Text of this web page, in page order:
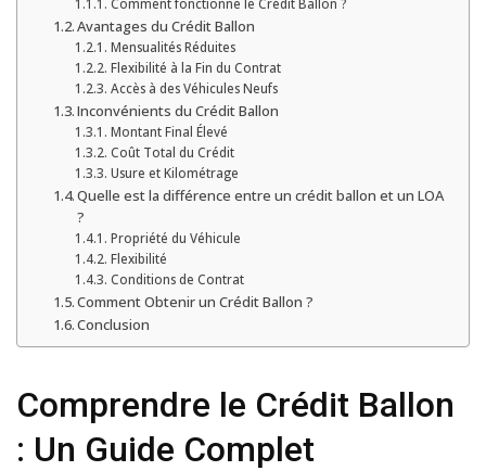
Comment fonctionne le Crédit Ballon ?
Avantages du Crédit Ballon
Mensualités Réduites
Flexibilité à la Fin du Contrat
Accès à des Véhicules Neufs
Inconvénients du Crédit Ballon
Montant Final Élevé
Coût Total du Crédit
Usure et Kilométrage
Quelle est la différence entre un crédit ballon et un LOA
?
Propriété du Véhicule
Flexibilité
Conditions de Contrat
Comment Obtenir un Crédit Ballon ?
Conclusion
Comprendre le Crédit Ballon
: Un Guide Complet